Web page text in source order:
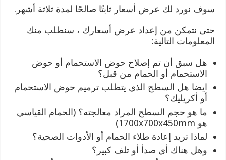
سوف نورد لك عرض أسعار ثابتًا صالحًا لمدة ثلاثة أشهر.
حتى نتمكن من إعداد عرض أسعارك ، سنطلب منك
المعلومات التالية:
هل سبق أن تم إصلاح حوض الاستحمام أو حوض
الاستحمام أو الحمام من قبل؟
ايضا هل السطح الذي يتطلب ترميم حوض الاستحمام
أو أكريليك؟
ما هو حجم السطح المراد معالجته؟ (الحمام القياسي
هو 1700x700x450mm)
لماذا تريد إعادة طلاء الحمام أو الأدوات الصحية؟
وهل هناك أي صدأ أو تلف كبير؟